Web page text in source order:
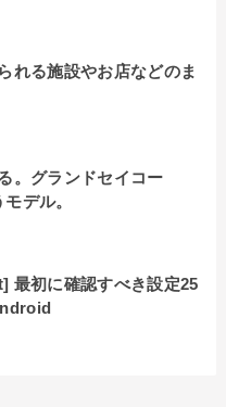
れる施設やお店などのま
。グランドセイコー
デル。
最初に確認すべき設定25